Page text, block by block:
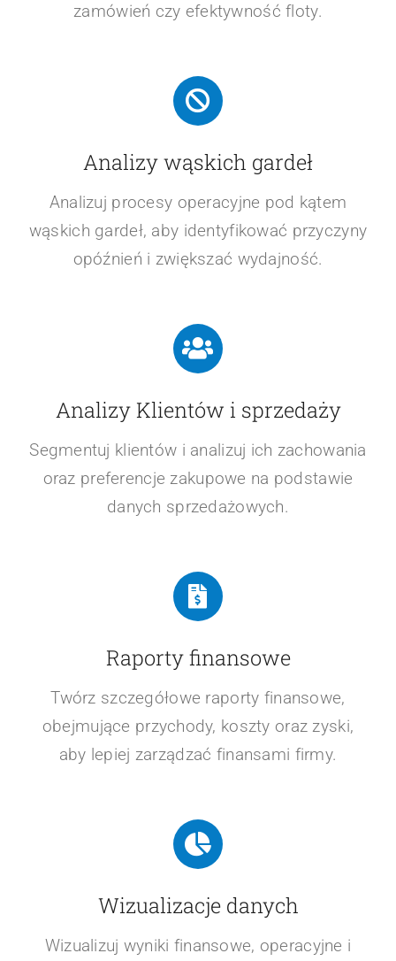
zamówień czy efektywność floty.
Analizy wąskich gardeł
Analizuj procesy operacyjne pod kątem
wąskich gardeł, aby identyfikować przyczyny
opóźnień i zwiększać wydajność.
Analizy Klientów i sprzedaży
Segmentuj klientów i analizuj ich zachowania
oraz preferencje zakupowe na podstawie
danych sprzedażowych.
Raporty finansowe
Twórz szczegółowe raporty finansowe,
obejmujące przychody, koszty oraz zyski,
aby lepiej zarządzać finansami firmy.
Wizualizacje danych
Wizualizuj wyniki finansowe, operacyjne i